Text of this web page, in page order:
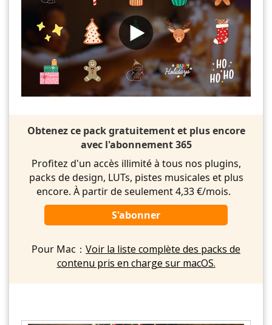
Obtenez ce pack gratuitement et plus encore
avec l'abonnement 365
Profitez d'un accès illimité à tous nos plugins,
packs de design, LUTs, pistes musicales et plus
encore. À partir de seulement 4,33 €/mois.
S'abonner
Pour Mac： Voir la liste complète des packs de
contenu pris en charge sur macOS.